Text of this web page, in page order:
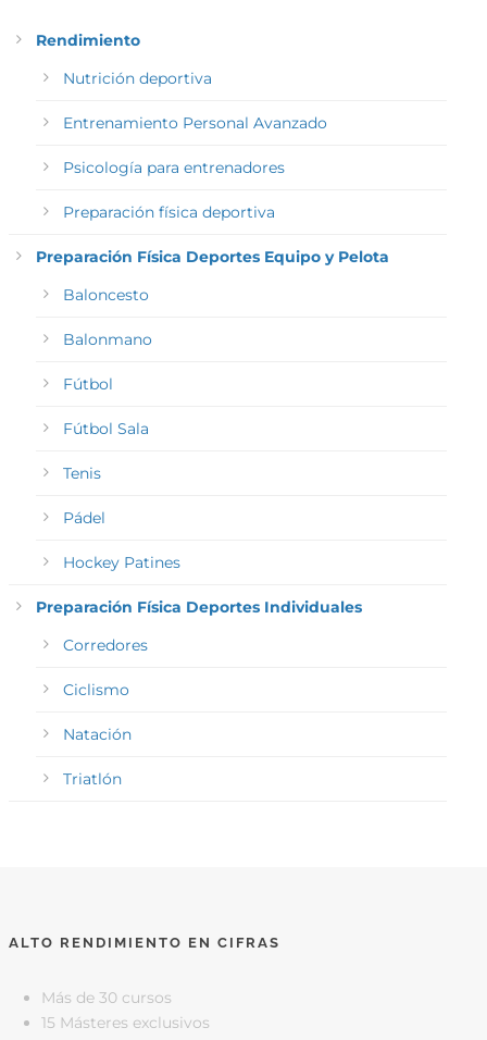
Rendimiento
Nutrición deportiva
Entrenamiento Personal Avanzado
Psicología para entrenadores
Preparación física deportiva
Preparación Física Deportes Equipo y Pelota
Baloncesto
Balonmano
Fútbol
Fútbol Sala
Tenis
Pádel
Hockey Patines
Preparación Física Deportes Individuales
Corredores
Ciclismo
Natación
Triatlón
ALTO RENDIMIENTO EN CIFRAS
Más de 30 cursos
15 Másteres exclusivos